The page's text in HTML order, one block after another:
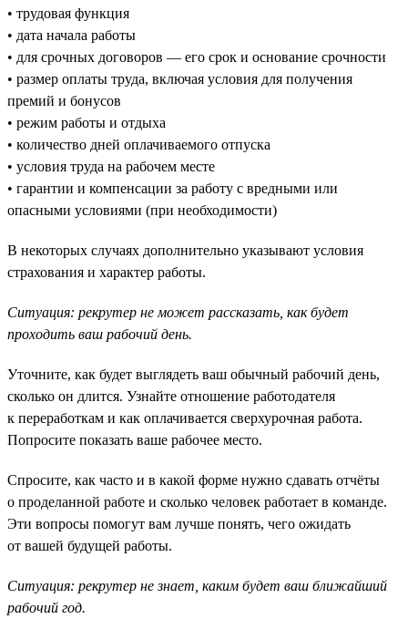
• трудовая функция
• дата начала работы
• для срочных договоров — его срок и основание срочности
• размер оплаты труда, включая условия для получения
премий и бонусов
• режим работы и отдыха
• количество дней оплачиваемого отпуска
• условия труда на рабочем месте
• гарантии и компенсации за работу с вредными или
опасными условиями (при необходимости)
В некоторых случаях дополнительно указывают условия
страхования и характер работы.
Ситуация: рекрутер не может рассказать, как будет
проходить ваш рабочий день.
Уточните, как будет выглядеть ваш обычный рабочий день,
сколько он длится. Узнайте отношение работодателя
к переработкам и как оплачивается сверхурочная работа.
Попросите показать ваше рабочее место.
Спросите, как часто и в какой форме нужно сдавать отчёты
о проделанной работе и сколько человек работает в команде.
Эти вопросы помогут вам лучше понять, чего ожидать
от вашей будущей работы.
Ситуация: рекрутер не знает, каким будет ваш ближайший
рабочий год.